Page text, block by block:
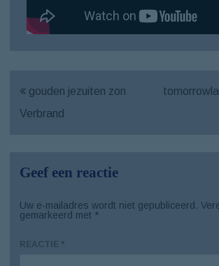
gouden jezuiten zon
Verbrand
Geef een reactie
Uw e-mailadres wordt niet gepubliceerd.
gemarkeerd met *
REACTIE *